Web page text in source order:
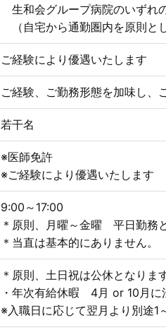
生和会グループ病院のいずれ
（自宅から通勤圏内を原則と
ご経験により優遇いたします
ご経験、ご勤務形態を加味し、
若干名
※医師免許
※ご経験により優遇いたします
9:00～17:00
＊原則、月曜～金曜 平日勤務
＊当直は基本的にありません。
＊原則、土日祝は公休となります
・年次有給休暇 4月 or 10月に
※入職日に応じて翌月より別途1